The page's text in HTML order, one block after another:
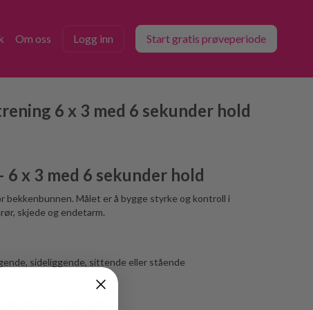
Om oss Logg inn Start gratis prøveperiode
6 x 3 med 6 sekunder hold
x 3 med 6 sekunder hold
Målet er å bygge styrke og kontroll i
skjede og endetarm.
sideliggende, sittende eller stående